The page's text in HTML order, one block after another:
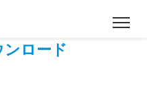
ロード